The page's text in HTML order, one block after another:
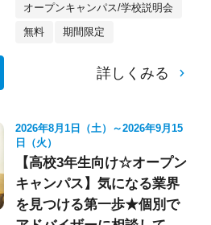
オープンキャンパス/学校説明会
無料 期間限定
詳しくみる
2026年8月1日（土）～2026年9月15
日（火）
【高校3年生向け☆オープン
キャンパス】気になる業界
を見つける第一歩★個別で